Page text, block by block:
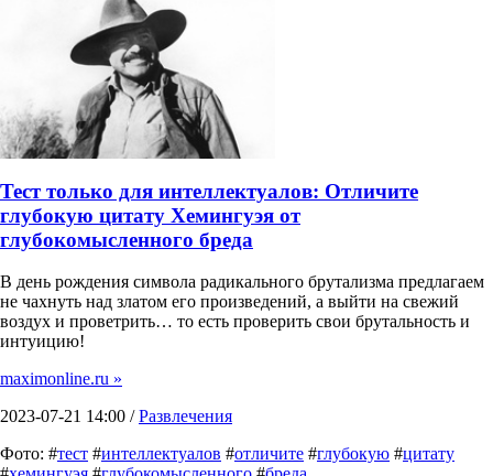
Тест только для интеллектуалов: Отличите
глубокую цитату Хемингуэя от
глубокомысленного бреда
В день рождения символа радикального брутализма предлагаем
не чахнуть над златом его произведений, а выйти на свежий
воздух и проветрить… то есть проверить свои брутальность и
интуицию!
maximonline.ru »
2023-07-21 14:00 /Развлечения
Фото: #тест #интеллектуалов #отличите #глубокую #цитату